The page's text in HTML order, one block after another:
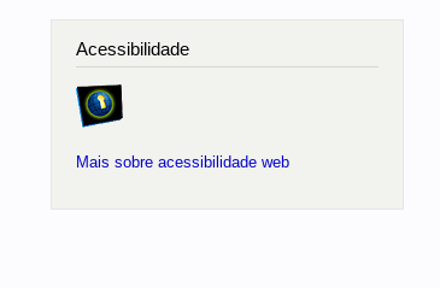
Acessibilidade
Mais sobre acessibilidade web